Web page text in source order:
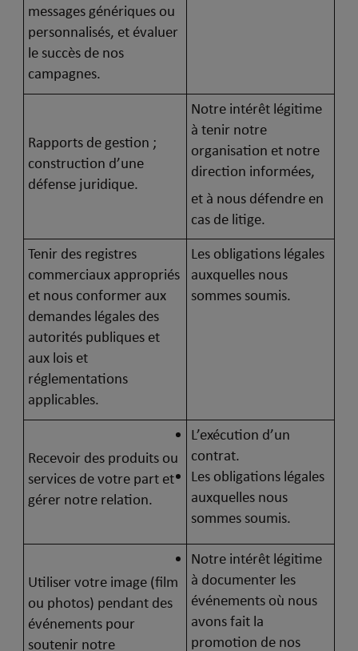
messages génériques ou
personnalisés, et évaluer
le succès de nos
campagnes.
Rapports de gestion ;
construction d’une
défense juridique.
Notre intérêt légitime
à tenir notre
organisation et notre
direction informées,
et à nous défendre en
cas de litige.
Tenir des registres
commerciaux appropriés
et nous conformer aux
demandes légales des
autorités publiques et
aux lois et
réglementations
applicables.
Les obligations légales
auxquelles nous
sommes soumis.
Recevoir des produits ou
services de votre part et
gérer notre relation.
L’exécution d’un
contrat.
Les obligations légales
auxquelles nous
sommes soumis.
Utiliser votre image (film
ou photos) pendant des
événements pour
soutenir notre
Notre intérêt légitime
à documenter les
événements où nous
avons fait la
promotion de nos